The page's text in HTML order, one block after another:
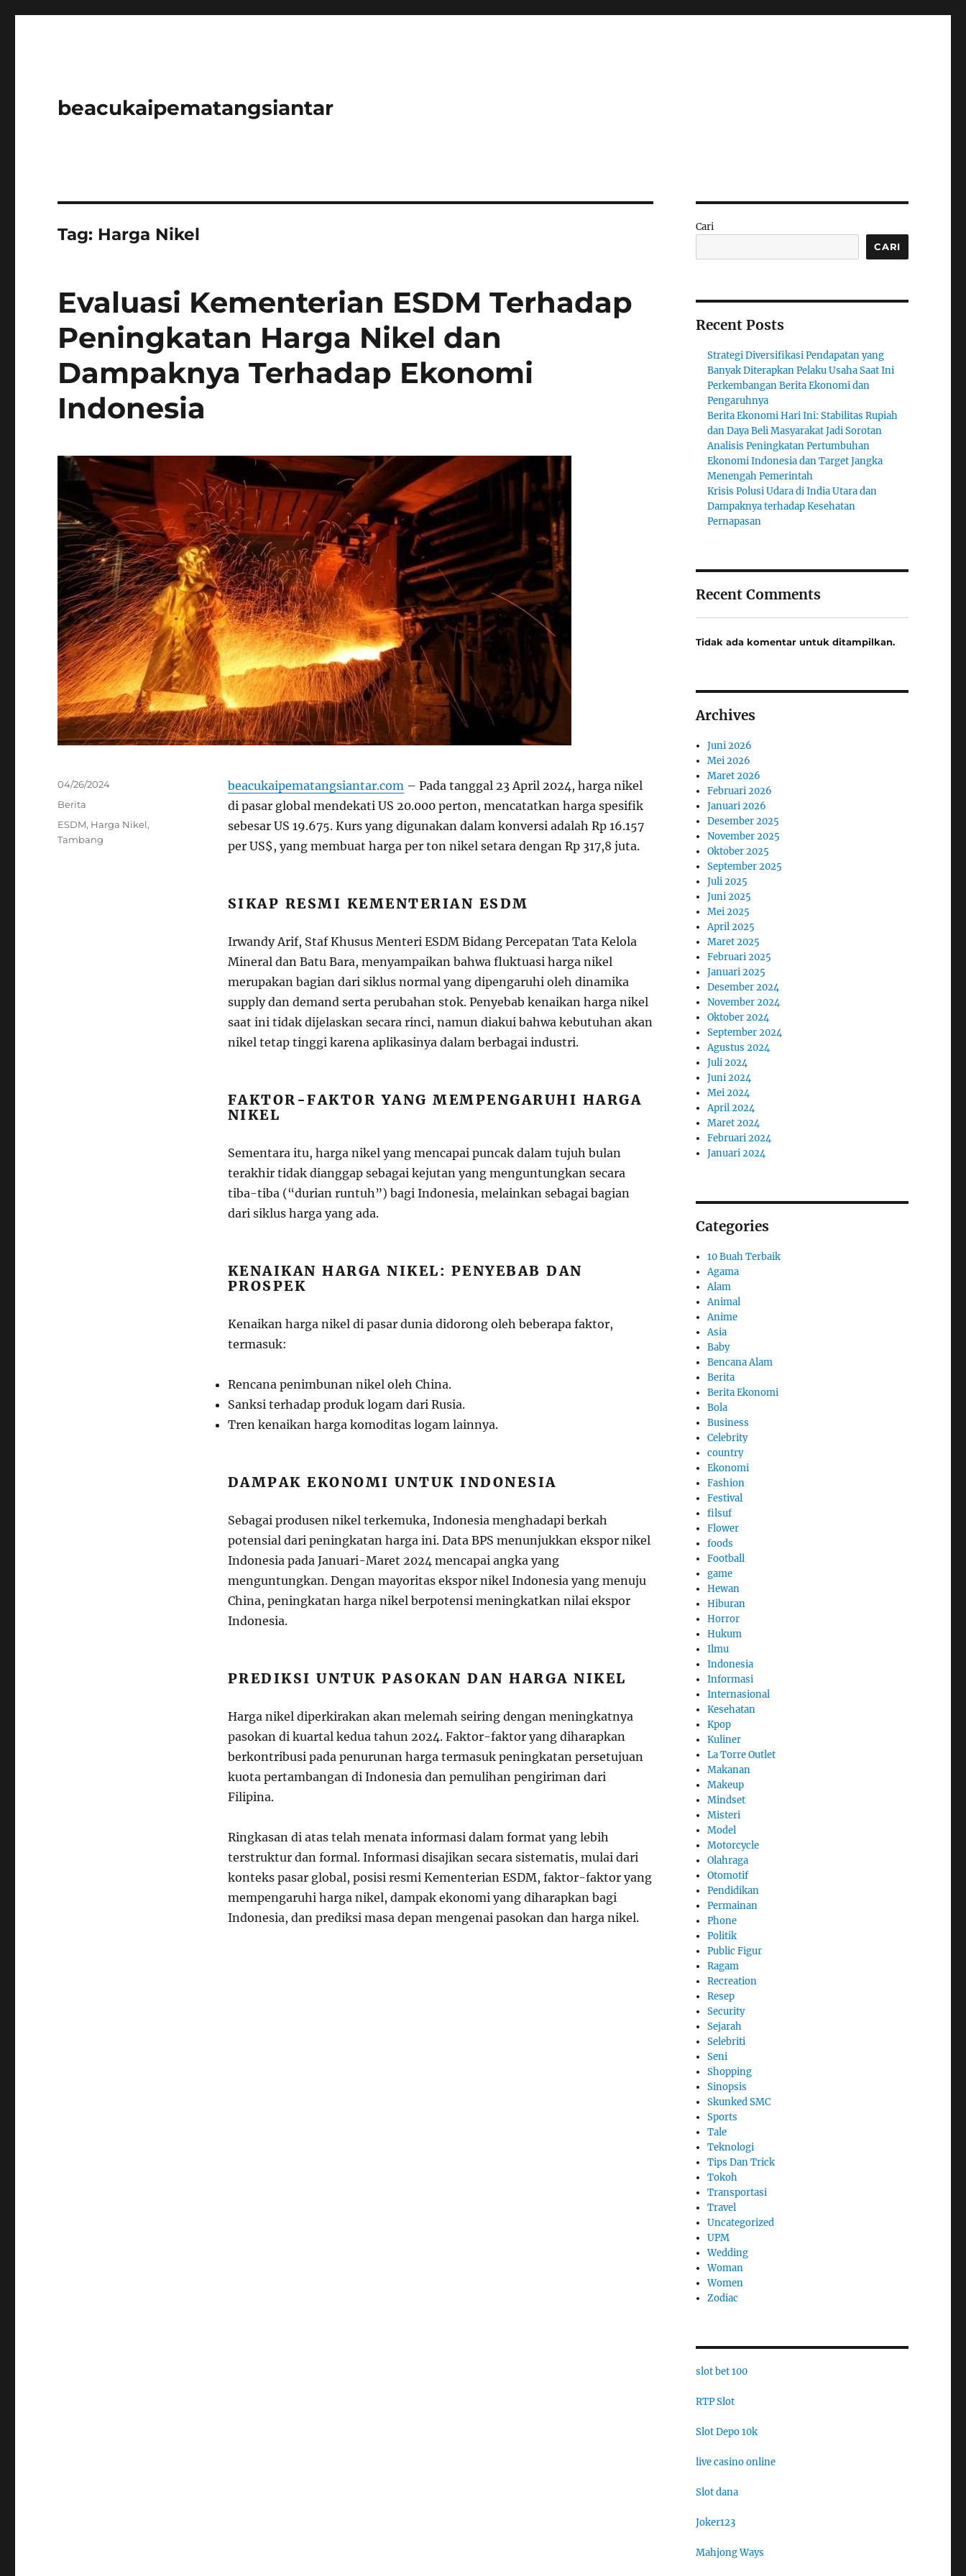
beacukaipematangsiantar
Tag: Harga Nikel
Evaluasi Kementerian ESDM Terhadap
Peningkatan Harga Nikel dan
Dampaknya Terhadap Ekonomi
Indonesia
beacukaipematangsiantar.com – Pada tanggal 23 April 2024, harga nikel
di pasar global mendekati US 20.000 perton , mencatatkan harga spesifik
sebesar US 19.675. Kurs yang digunakan dalam konversi adalah Rp 16.157
per US$, yang membuat harga per ton nikel setara dengan Rp 317,8 juta.
SIKAP RESMI KEMENTERIAN ESDM
Irwandy Arif, Staf Khusus Menteri ESDM Bidang Percepatan Tata Kelola
Mineral dan Batu Bara, menyampaikan bahwa fluktuasi harga nikel
merupakan bagian dari siklus normal yang dipengaruhi oleh dinamika
supply dan demand serta perubahan stok. Penyebab kenaikan harga nikel
saat ini tidak dijelaskan secara rinci, namun diakui bahwa kebutuhan akan
nikel tetap tinggi karena aplikasinya dalam berbagai industri.
FAKTOR-FAKTOR YANG MEMPENGARUHI HARGA
NIKEL
Sementara itu, harga nikel yang mencapai puncak dalam tujuh bulan
terakhir tidak dianggap sebagai kejutan yang menguntungkan secara
tiba-tiba (“durian runtuh”) bagi Indonesia, melainkan sebagai bagian
dari siklus harga yang ada.
KENAIKAN HARGA NIKEL: PENYEBAB DAN
PROSPEK
Kenaikan harga nikel di pasar dunia didorong oleh beberapa faktor,
termasuk:
Rencana penimbunan nikel oleh China.
Sanksi terhadap produk logam dari Rusia.
Tren kenaikan harga komoditas logam lainnya.
DAMPAK EKONOMI UNTUK INDONESIA
Sebagai produsen nikel terkemuka, Indonesia menghadapi berkah
potensial dari peningkatan harga ini. Data BPS menunjukkan ekspor nikel
Indonesia pada Januari-Maret 2024 mencapai angka yang
menguntungkan. Dengan mayoritas ekspor nikel Indonesia yang menuju
China, peningkatan harga nikel berpotensi meningkatkan nilai ekspor
Indonesia.
PREDIKSI UNTUK PASOKAN DAN HARGA NIKEL
Harga nikel diperkirakan akan melemah seiring dengan meningkatnya
pasokan di kuartal kedua tahun 2024. Faktor-faktor yang diharapkan
berkontribusi pada penurunan harga termasuk peningkatan persetujuan
kuota pertambangan di Indonesia dan pemulihan pengiriman dari
Filipina.
Ringkasan di atas telah menata informasi dalam format yang lebih
terstruktur dan formal. Informasi disajikan secara sistematis, mulai dari
konteks pasar global, posisi resmi Kementerian ESDM, faktor-faktor yang
mempengaruhi harga nikel, dampak ekonomi yang diharapkan bagi
Indonesia, dan prediksi masa depan mengenai pasokan dan harga nikel.
Posted
04/26/2024
Categories
Berita
Tags
ESDM, Harga Nikel,
Tambang
Cari
CARI
Recent Posts
Strategi Diversifikasi Pendapatan yang
Banyak Diterapkan Pelaku Usaha Saat Ini
Perkembangan Berita Ekonomi dan
Pengaruhnya
Berita Ekonomi Hari Ini: Stabilitas Rupiah
dan Daya Beli Masyarakat Jadi Sorotan
Analisis Peningkatan Pertumbuhan
Ekonomi Indonesia dan Target Jangka
Menengah Pemerintah
Krisis Polusi Udara di India Utara dan
Dampaknya terhadap Kesehatan
Pernapasan
Recent Comments
Tidak ada komentar untuk ditampilkan.
Archives
Juni 2026
Mei 2026
Maret 2026
Februari 2026
Januari 2026
Desember 2025
November 2025
Oktober 2025
September 2025
Juli 2025
Juni 2025
Mei 2025
April 2025
Maret 2025
Februari 2025
Januari 2025
Desember 2024
November 2024
Oktober 2024
September 2024
Agustus 2024
Juli 2024
Juni 2024
Mei 2024
April 2024
Maret 2024
Februari 2024
Januari 2024
Categories
10 Buah Terbaik
Agama
Alam
Animal
Anime
Asia
Baby
Bencana Alam
Berita
Berita Ekonomi
Bola
Business
Celebrity
country
Ekonomi
Fashion
Festival
filsuf
Flower
foods
Football
game
Hewan
Hiburan
Horror
Hukum
Ilmu
Indonesia
Informasi
Internasional
Kesehatan
Kpop
Kuliner
La Torre Outlet
Makanan
Makeup
Mindset
Misteri
Model
Motorcycle
Olahraga
Otomotif
Pendidikan
Permainan
Phone
Politik
Public Figur
Ragam
Recreation
Resep
Security
Sejarah
Selebriti
Seni
Shopping
Sinopsis
Skunked SMC
Sports
Tale
Teknologi
Tips Dan Trick
Tokoh
Transportasi
Travel
Uncategorized
UPM
Wedding
Woman
Women
Zodiac
slot bet 100
RTP Slot
Slot Depo 10k
live casino online
Slot dana
Joker123
Mahjong Ways